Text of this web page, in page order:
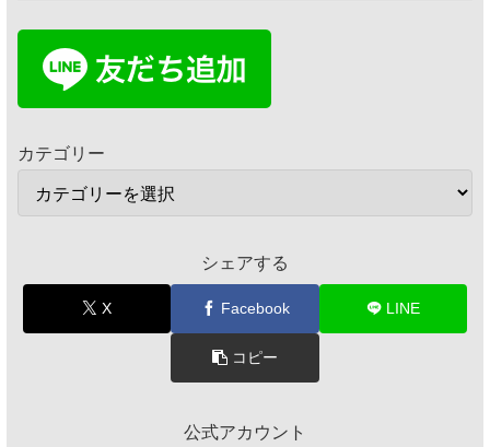
カテゴリー
シェアする
X Facebook LINE
コピー
公式アカウント